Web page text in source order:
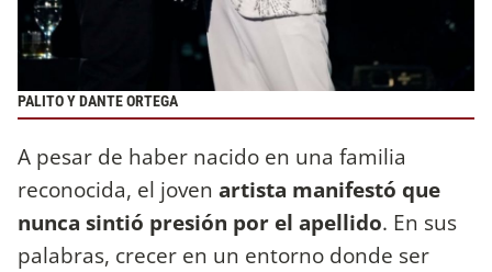
PALITO Y DANTE ORTEGA
A pesar de haber nacido en una familia
reconocida, el joven artista manifestó que
nunca sintió presión por el apellido. En sus
palabras, crecer en un entorno donde ser